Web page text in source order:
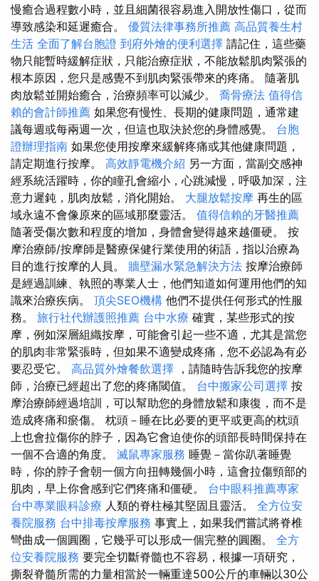
慢癒合過程數小時，並且細菌很容易進入開放性傷口，從而
導致感染和延遲癒合。 優質法律事務所推薦 高品質養生村
生活 全面了解台胞證 到府外燴的便利選擇 請記住，這些藥
物只能暫時緩解症狀，只能治療症狀，不能放鬆肌肉緊張的
根本原因，您只是感覺不到肌肉緊張帶來的疼痛。 隨著肌
肉放鬆並開始癒合，治療頻率可以減少。 喬骨療法 值得信
賴的會計師推薦 如果您有慢性、長期的健康問題，通常建
議每週或每兩週一次，但這也取決於您的身體感覺。 台胞
證辦理指南 如果您使用按摩來緩解疼痛或其他健康問題，
請定期進行按摩。 高效靜電機介紹 另一方面，當副交感神
經系統活躍時，你的瞳孔會縮小，心跳減慢，呼吸加深，注
意力遲鈍，肌肉放鬆，消化開始。 大腿放鬆按摩 再生的區
域永遠不會像原來的區域那麼靈活。 值得信賴的牙醫推薦
隨著受傷次數和程度的增加，身體會變得越來越僵硬。 按
摩治療師/按摩師是醫療保健行業使用的術語，指以治療為
目的進行按摩的人員。 牆壁漏水緊急解決方法 按摩治療師
是經過訓練、執照的專業人士，他們知道如何運用他們的知
識來治療疾病。 頂尖SEO機構 他們不提供任何形式的性服
務。 旅行社代辦護照推薦 台中水療 確實，某些形式的按
摩，例如深層組織按摩，可能會引起一些不適，尤其是當您
的肌肉非常緊張時，但如果不適變成疼痛，您不必認為有必
要忍受它。 高品質外燴餐飲選擇 ，請隨時告訴我您的按摩
師，治療已經超出了您的疼痛閾值。 台中搬家公司選擇 按
摩治療師經過培訓，可以幫助您的身體放鬆和康復，而不是
造成疼痛和瘀傷。 枕頭－睡在比必要的更平或更高的枕頭
上也會拉傷你的脖子，因為它會迫使你的頭部長時間保持在
一個不合適的角度。 滅鼠專家服務 睡覺－當你趴著睡覺
時，你的脖子會朝一個方向扭轉幾個小時，這會拉傷頸部的
肌肉，早上你會感到它們疼痛和僵硬。 台中眼科推薦專家
台中專業眼科診療 人類的脊柱極其堅固且靈活。 全方位安
養院服務 台中排毒按摩服務 事實上，如果我們嘗試將脊椎
彎曲成一個圓圈，它幾乎可以形成一個完整的圓圈。 全方
位安養院服務 要完全切斷脊髓也不容易，根據一項研究，
撕裂脊髓所需的力量相當於一輛重達500公斤的車輛以30公